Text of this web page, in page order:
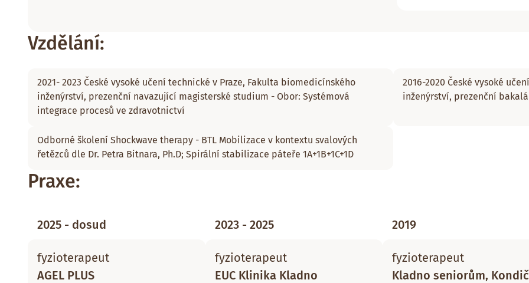
Vzdělání:
2021- 2023 České vysoké učení technické v Praze, Fakulta biomedicínského
inženýrství, prezenční navazující magisterské studium - Obor: Systémová
integrace procesů ve zdravotnictví
2016-2020 České vysoké
inženýrství, prezenční
Odborné školení Shockwave therapy - BTL Mobilizace v kontextu svalových
řetězců dle Dr. Petra Bitnara, Ph.D; Spirální stabilizace páteře 1A+1B+1C+1D
Praxe:
2025 - dosud
fyzioterapeut
AGEL PLUS
2023 - 2025
fyzioterapeut
EUC Klinika Kladno
2019
fyzioterapeut
Kladno seniorům,